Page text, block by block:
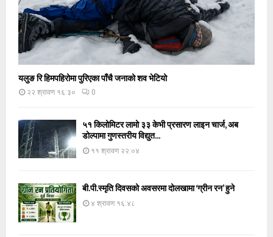
यलुङ रि हिमपहिरोमा पुरिएका पाँचै जनाको शव भेटियो
२२ श्रावण १६:३० 0
५१ किलोमिटर लामो ३३ केभी प्रसारण लाइन चार्ज, अब
डोल्पामा गुणस्तरीय विद्युत...
११ श्रावण २२:०४
बी.पी.स्मृति दिवसको अवसरमा दोलखामा ‘ग्रीन रन’ हुने
४ श्रावण १६:४८